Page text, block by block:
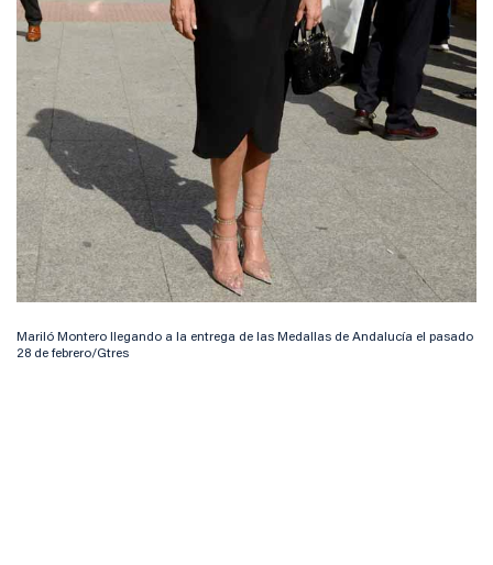
Mariló Montero llegando a la entrega de las Medallas de Andalucía el pasado
28 de febrero/Gtres